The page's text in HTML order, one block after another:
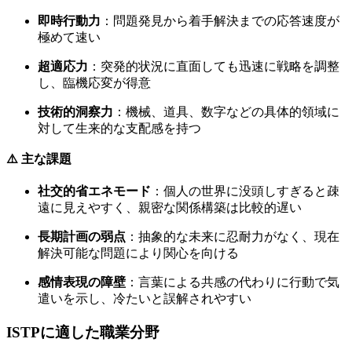
即時行動力 ：問題発見から着手解決までの応答速度が
極めて速い
超適応力 ：突発的状況に直面しても迅速に戦略を調整
し、臨機応変が得意
技術的洞察力 ：機械、道具、数字などの具体的領域に
対して生来的な支配感を持つ
⚠️ 主な課題
社交的省エネモード ：個人の世界に没頭しすぎると疎
遠に見えやすく、親密な関係構築は比較的遅い
長期計画の弱点 ：抽象的な未来に忍耐力がなく、現在
解決可能な問題により関心を向ける
感情表現の障壁 ：言葉による共感の代わりに行動で気
遣いを示し、冷たいと誤解されやすい
ISTPに適した職業分野